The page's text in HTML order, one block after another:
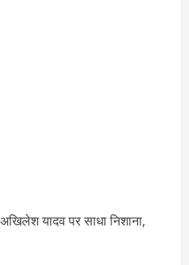
यादव पर साधा निशाना,